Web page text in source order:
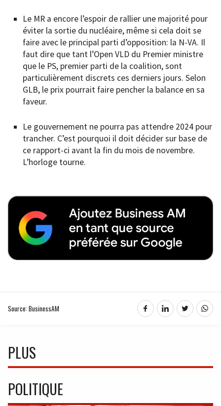
Le MR a encore l’espoir de rallier une majorité pour
éviter la sortie du nucléaire, même si cela doit se
faire avec le principal parti d’opposition: la N-VA. Il
faut dire que tant l’Open VLD du Premier ministre
que le PS, premier parti de la coalition, sont
particulièrement discrets ces derniers jours. Selon
GLB, le prix pourrait faire pencher la balance en sa
faveur.
Le gouvernement ne pourra pas attendre 2024 pour
trancher. C’est pourquoi il doit décider sur base de
ce rapport-ci avant la fin du mois de novembre.
L’horloge tourne.
Source: BusinessAM
PLUS
POLITIQUE